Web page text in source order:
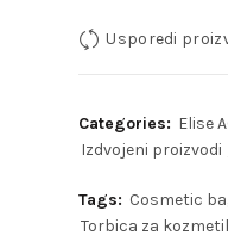
Usporedi
Categories: Elise
Izdvojeni proizvodi
Tags: Cosmetic
Torbica za